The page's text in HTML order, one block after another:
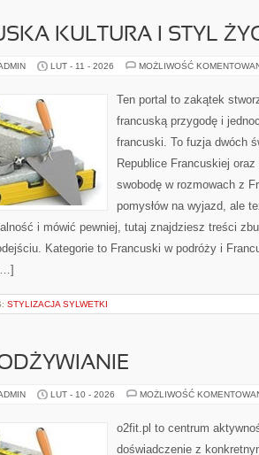
KULTURA I STYL
LUT - 11 - 2026 MOŻLIWOŚĆ
Ten portal to zakątek
francuską przygodę i
francuski. To fuzja dwóch
Republice Francuskiej
swobodę w rozmowach z
pomysłów na wyjazd, ale
i mówić pewniej, tutaj znajdziesz treści
Kategorie to Francuski w podróży i
STYLIZACJA SYLWETKI
LUT - 10 - 2026 MOŻLIWOŚĆ
o2fit.pl to centrum
doświadczenie z